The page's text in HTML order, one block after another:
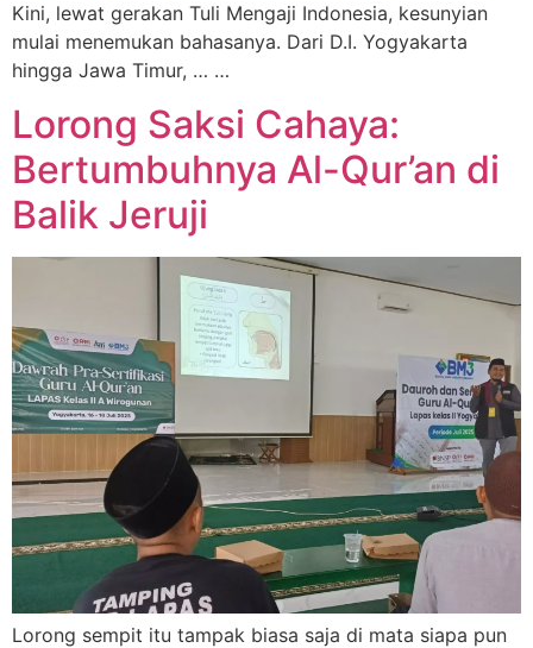
Kini, lewat gerakan Tuli Mengaji Indonesia, kesunyian
mulai menemukan bahasanya. Dari D.I. Yogyakarta
hingga Jawa Timur, … …
Lorong Saksi Cahaya:
Bertumbuhnya Al-Qur’an di
Balik Jeruji
Lorong sempit itu tampak biasa saja di mata siapa pun